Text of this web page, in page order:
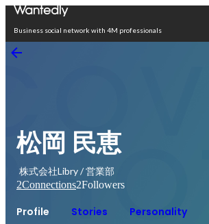
Business social network with 4M professionals
松岡 民恵
株式会社Libry / 営業部
2Connections2Followers
Profile Stories Personality